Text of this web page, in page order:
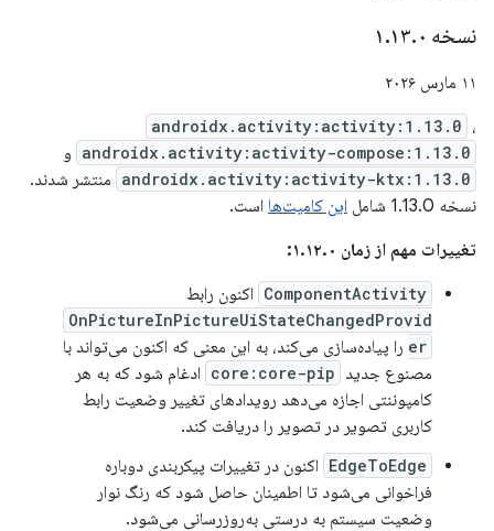
نسخه ۱ .۱۳.۰
۱۱ مارس ۲۰۲۶
androidx.activity:activity:1.13.0 ،
androidx.activity:activity-compose:1.13.0 و
androidx.activity:activity-ktx:1.13.0 منتشر شدند.
نسخه 1.13.0 شامل
این کامیت‌ها است.
تغییرات مهم از زمان ۱.۱۲.۰:
ComponentActivity اکنون رابط
OnPictureInPictureUiStateChangedProvid
er را پیاده‌سازی می‌کند، به این معنی که اکنون می‌تواند با
مصنوع جدید core:core-pip ادغام شود که به هر
کامپوننتی اجازه می‌دهد رویدادهای تغییر وضعیت رابط
کاربری تصویر در تصویر را دریافت کند.
EdgeToEdge اکنون در تغییرات پیکربندی دوباره
فراخوانی می‌شود تا اطمینان حاصل شود که رنگ نوار
وضعیت سیستم به درستی به‌روزرسانی می‌شود.